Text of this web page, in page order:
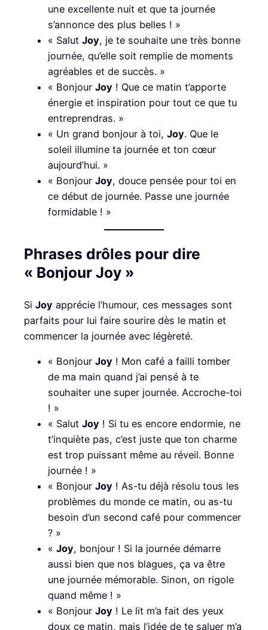
une excellente nuit et que ta journée
s’annonce des plus belles ! »
« Salut Joy, je te souhaite une très bonne
journée, qu’elle soit remplie de moments
agréables et de succès. »
« Bonjour Joy ! Que ce matin t’apporte
énergie et inspiration pour tout ce que tu
entreprendras. »
« Un grand bonjour à toi, Joy. Que le
soleil illumine ta journée et ton cœur
aujourd’hui. »
« Bonjour Joy, douce pensée pour toi en
ce début de journée. Passe une journée
formidable ! »
Phrases drôles pour dire
« Bonjour Joy »
Si Joy apprécie l’humour, ces messages sont
parfaits pour lui faire sourire dès le matin et
commencer la journée avec légèreté.
« Bonjour Joy ! Mon café a failli tomber
de ma main quand j’ai pensé à te
souhaiter une super journée. Accroche-toi
! »
« Salut Joy ! Si tu es encore endormie, ne
t’inquiète pas, c’est juste que ton charme
est trop puissant même au réveil. Bonne
journée ! »
« Bonjour Joy ! As-tu déjà résolu tous les
problèmes du monde ce matin, ou as-tu
besoin d’un second café pour commencer
? »
« Joy, bonjour ! Si la journée démarre
aussi bien que nos blagues, ça va être
une journée mémorable. Sinon, on rigole
quand même ! »
« Bonjour Joy ! Le lit m’a fait des yeux
doux ce matin, mais l’idée de te saluer m’a